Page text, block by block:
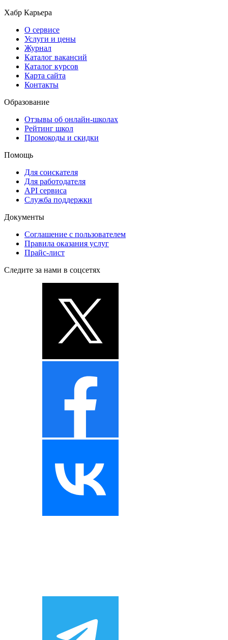
Хабр Карьера
О сервисе
Услуги и цены
Журнал
Каталог вакансий
Каталог курсов
Карта сайта
Контакты
Образование
Отзывы об онлайн-школах
Рейтинг школ
Промокоды и скидки
Помощь
Для соискателя
Для работодателя
API сервиса
Служба поддержки
Документы
Соглашение с пользователем
Правила оказания услуг
Прайс-лист
Следите за нами в соцсетях